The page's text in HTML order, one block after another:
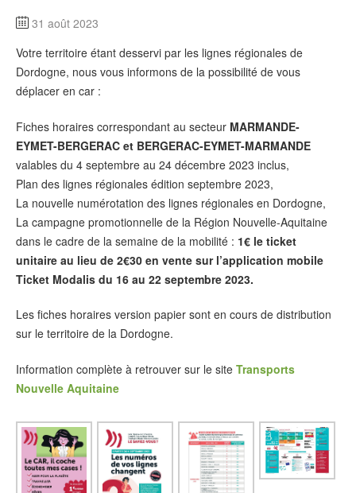
Contact
31 août 2023
Votre territoire étant desservi par les lignes régionales de
Dordogne, nous vous informons de la possibilité de vous
déplacer en car :
Fiches horaires correspondant au secteur MARMANDE-
EYMET-BERGERAC et BERGERAC-EYMET-MARMANDE
valables du 4 septembre au 24 décembre 2023 inclus,
Plan des lignes régionales édition septembre 2023,
La nouvelle numérotation des lignes régionales en Dordogne,
La campagne promotionnelle de la Région Nouvelle-Aquitaine
dans le cadre de la semaine de la mobilité : 1€ le ticket
unitaire au lieu de 2€30 en vente sur l’application mobile
Ticket Modalis du 16 au 22 septembre 2023.
Les fiches horaires version papier sont en cours de distribution
sur le territoire de la Dordogne.
Information complète à retrouver sur le site Transports
Nouvelle Aquitaine